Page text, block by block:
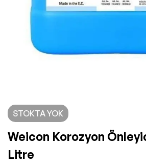
STOKTA YOK
Weicon Korozyon
Litre